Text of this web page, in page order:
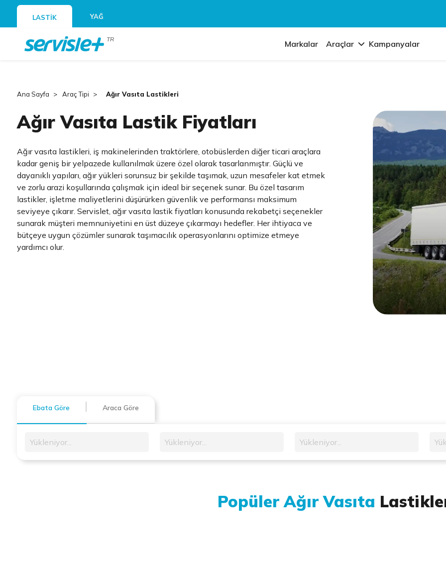
LASTİK YAĞ
TR Markalar Araçlar Kampanyalar
Ana Sayfa Araç Tipi Ağır Vasıta Lastikleri
Ağır Vasıta Lastik Fiyatları
Ağır vasıta lastikleri, iş makinelerinden traktörlere, otobüslerden diğer ticari araçlara
kadar geniş bir yelpazede kullanılmak üzere özel olarak tasarlanmıştır. Güçlü ve
dayanıklı yapıları, ağır yükleri sorunsuz bir şekilde taşımak, uzun mesafeler kat etmek
ve zorlu arazi koşullarında çalışmak için ideal bir seçenek sunar. Bu özel tasarım
lastikler, işletme maliyetlerini düşürürken güvenlik ve performansı maksimum
seviyeye çıkarır. Servislet, ağır vasıta lastik fiyatları konusunda rekabetçi seçenekler
sunarak müşteri memnuniyetini en üst düzeye çıkarmayı hedefler. Her ihtiyaca ve
bütçeye uygun çözümler sunarak taşımacılık operasyonlarını optimize etmeye
yardımcı olur.
Ebata Göre Araca Göre
Yükleniyor... Yükleniyor... Yükleniyor...
Popüler Ağır Vasıta